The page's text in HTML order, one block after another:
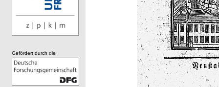
Gefördert durch die